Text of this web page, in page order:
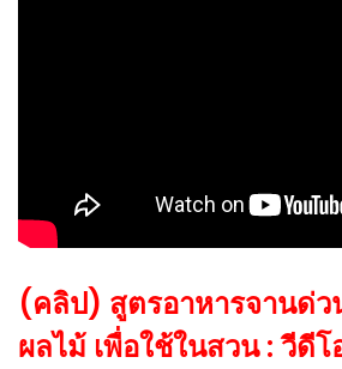
(คลิป) สูตรอาหารจานด่
ผลไม้ เพื่อใช้ในสวน : วีดีโ